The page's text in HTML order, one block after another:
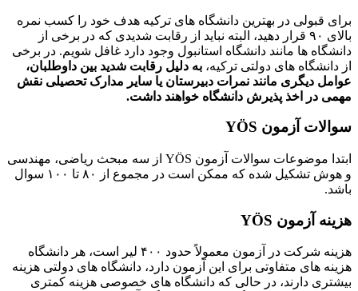
برای قبولی در بهترین دانشگاه های ترکیه هدف خود را کسب نمره
بالای ۹۰ قرار دهید، البته نباید از رقابت شدیدی که در برخی از
دانشگاه ها مانند دانشگاه استانبول وجود دارد غافل شویم. در برخی
از دانشگاه های دولتی ترکیه، به دلیل رقابت شدید بین داوطلبان،
عوامل دیگری مانند نمرات دبیرستان یا سایر مدارک تحصیلی نقش
مهمی در اخذ پذیرش دانشگاه خواهند داشت.
سوالات آزمون YÖS
ابتدا موضوعات سوالات آزمون YÖS از سه مبحث ریاضی، مهندسی
و هوش تشکیل شده که ممکن است در مجموع از ۸۰ تا ۱۰۰ سوال
باشد.
هزینه آزمون YÖS
هزینه شرکت در آزمون معمولاً حدود ۴۰۰ لیر است، هر دانشگاه
هزینه های متفاوتی برای این آزمون دارد، دانشگاه های دولتی هزینه
بیشتری دارند، در حالی که دانشگاه های خصوصی هزینه کمتری